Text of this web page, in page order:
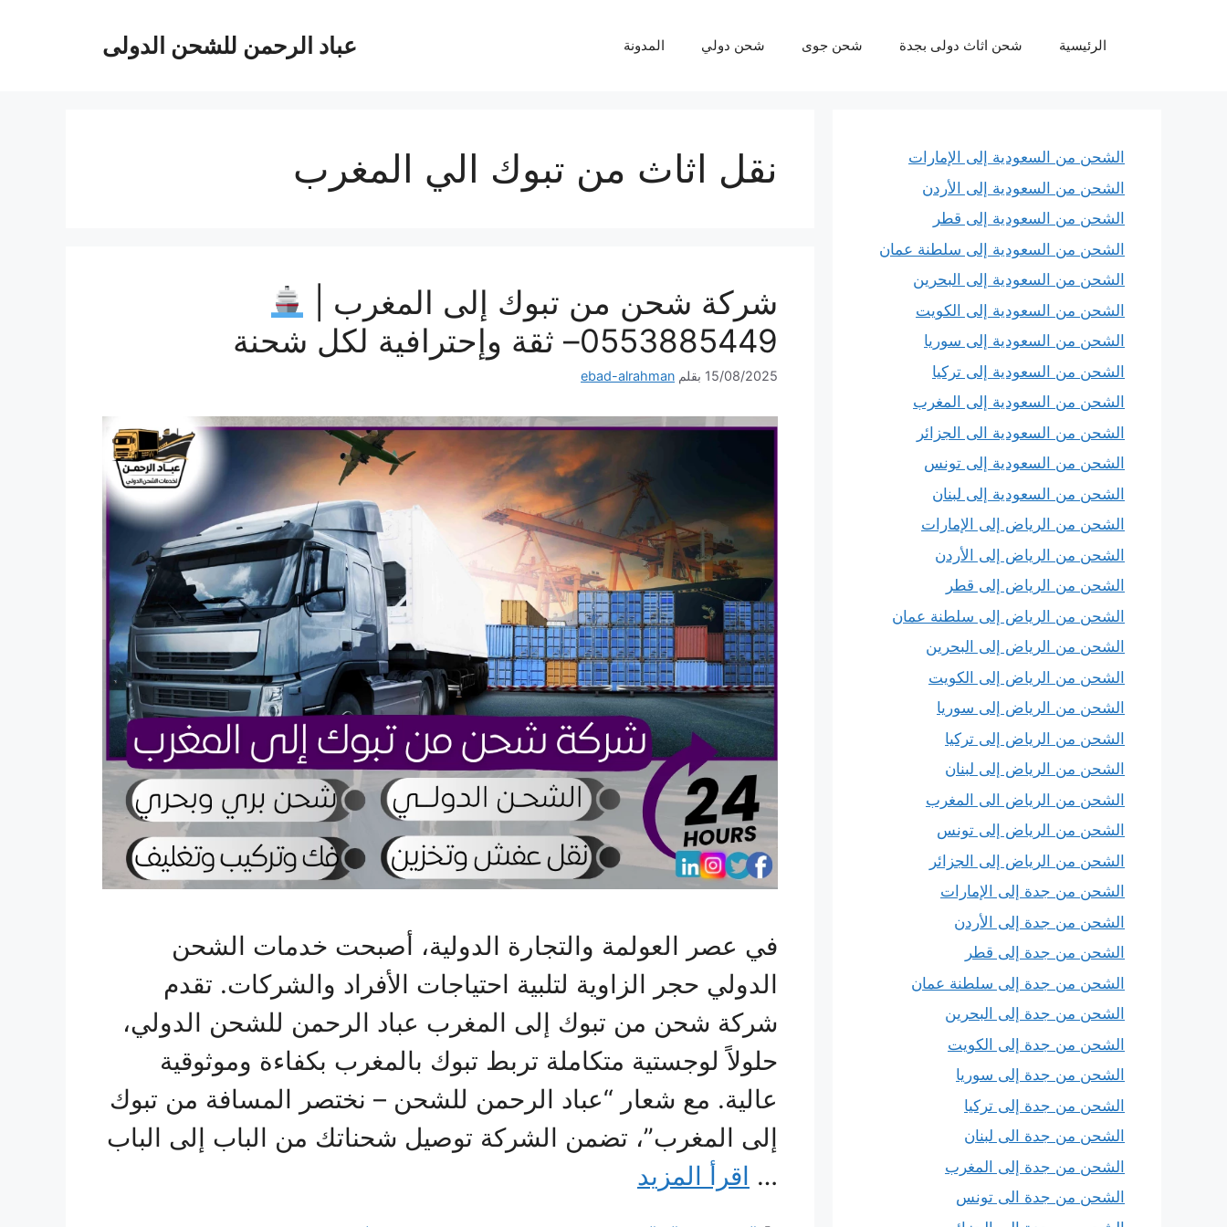
عباد الرحمن للشحن الدولى الرئيسية شحن اثاث دولى بجدة شحن جوى شحن دولي المدونة
نقل اثاث من تبوك الي المغرب
شركة شحن من تبوك إلى المغرب |
0553885449– ثقة وإحترافية لكل شحنة
15/08/2025 بقلم ebad-alrahman
في عصر العولمة والتجارة الدولية، أصبحت خدمات الشحن
الدولي حجر الزاوية لتلبية احتياجات الأفراد والشركات. تقدم
شركة شحن من تبوك إلى المغرب عباد الرحمن للشحن الدولي،
حلولاً لوجستية متكاملة تربط تبوك بالمغرب بكفاءة وموثوقية
عالية. مع شعار “عباد الرحمن للشحن – نختصر المسافة من تبوك
إلى المغرب”، تضمن الشركة توصيل شحناتك من الباب إلى الباب
… اقرأ المزيد
الشحن من السعودية إلى الإمارات
الشحن من السعودية إلى الأردن
الشحن من السعودية إلى قطر
الشحن من السعودية إلى سلطنة عمان
الشحن من السعودية إلى البحرين
الشحن من السعودية إلى الكويت
الشحن من السعودية إلى سوريا
الشحن من السعودية إلى تركيا
الشحن من السعودية إلى المغرب
الشحن من السعودية الى الجزائر
الشحن من السعودية إلى تونس
الشحن من السعودية إلى لبنان
الشحن من الرياض إلى الإمارات
الشحن من الرياض إلى الأردن
الشحن من الرياض إلى قطر
الشحن من الرياض إلى سلطنة عمان
الشحن من الرياض إلى البحرين
الشحن من الرياض إلى الكويت
الشحن من الرياض إلى سوريا
الشحن من الرياض إلى تركيا
الشحن من الرياض إلى لبنان
الشحن من الرياض الى المغرب
الشحن من الرياض إلى تونس
الشحن من الرياض إلى الجزائر
الشحن من جدة إلى الإمارات
الشحن من جدة إلى الأردن
الشحن من جدة إلى قطر
الشحن من جدة إلى سلطنة عمان
الشحن من جدة إلى البحرين
الشحن من جدة إلى الكويت
الشحن من جدة إلى سوريا
الشحن من جدة إلى تركيا
الشحن من جدة الى لبنان
الشحن من جدة إلى المغرب
الشحن من جدة الى تونس